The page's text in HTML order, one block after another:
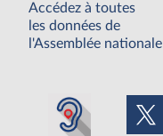
Accédez à toutes
les données de
l'Assemblée nationale